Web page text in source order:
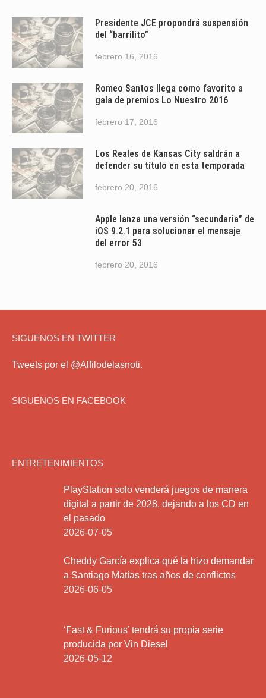
Presidente JCE propondrá suspensión
del “barrilito”
febrero 16, 2016
Romeo Santos llega como favorito a
gala de premios Lo Nuestro 2016
febrero 17, 2016
Los Reales de Kansas City saldrán a
defender su título en esta temporada
febrero 20, 2016
Apple lanza una versión “secundaria” de
iOS 9.2.1 para solucionar el mensaje
del error 53
febrero 20, 2016
SIGUENOS EN TWITTER
Tweets por el @Alfilodelasnoti.
SIGUENOS EN FACEBOOK
ENTRETENIMIENTOS
PlayStation solo venderá juegos de manera
digital a partir de 2028, dejando a los CD en
el pasado
2026-07-05
Cheddy García explica qué la hizo demandar
a Santiago Matías tras años de conflictos
2026-06-05
‘Fast & Furious’ tendrá su propia serie
producida por Vin Diesel
2026-05-12